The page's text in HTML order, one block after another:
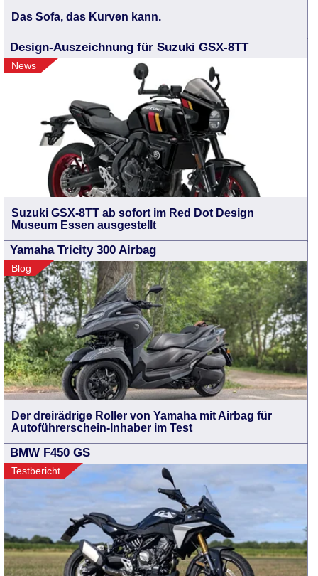
Das Sofa, das Kurven kann.
Design-Auszeichnung für Suzuki GSX-8TT
News
Suzuki GSX-8TT ab sofort im Red Dot Design
Museum Essen ausgestellt
Yamaha Tricity 300 Airbag
Blog
Der dreirädrige Roller von Yamaha mit Airbag für
Autoführerschein-Inhaber im Test
BMW F450 GS
Testbericht